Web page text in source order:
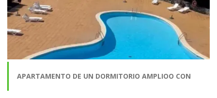
APARTAMENTO DE UN DORMITORIO AMPLIOO CON